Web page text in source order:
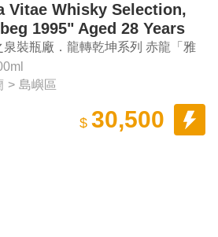
Vitae Whisky Selection,
1995" Aged 28 Years
Malt Scotch Whisky
泉裝瓶廠．龍轉乾坤系列 赤龍「雅
」28年單一麥芽蘇格蘭威士忌
> 島嶼區
$ 30,500